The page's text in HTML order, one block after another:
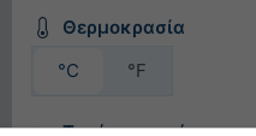
Θερμοκρασία
°C
°F
Ταχύτητα ανέμου